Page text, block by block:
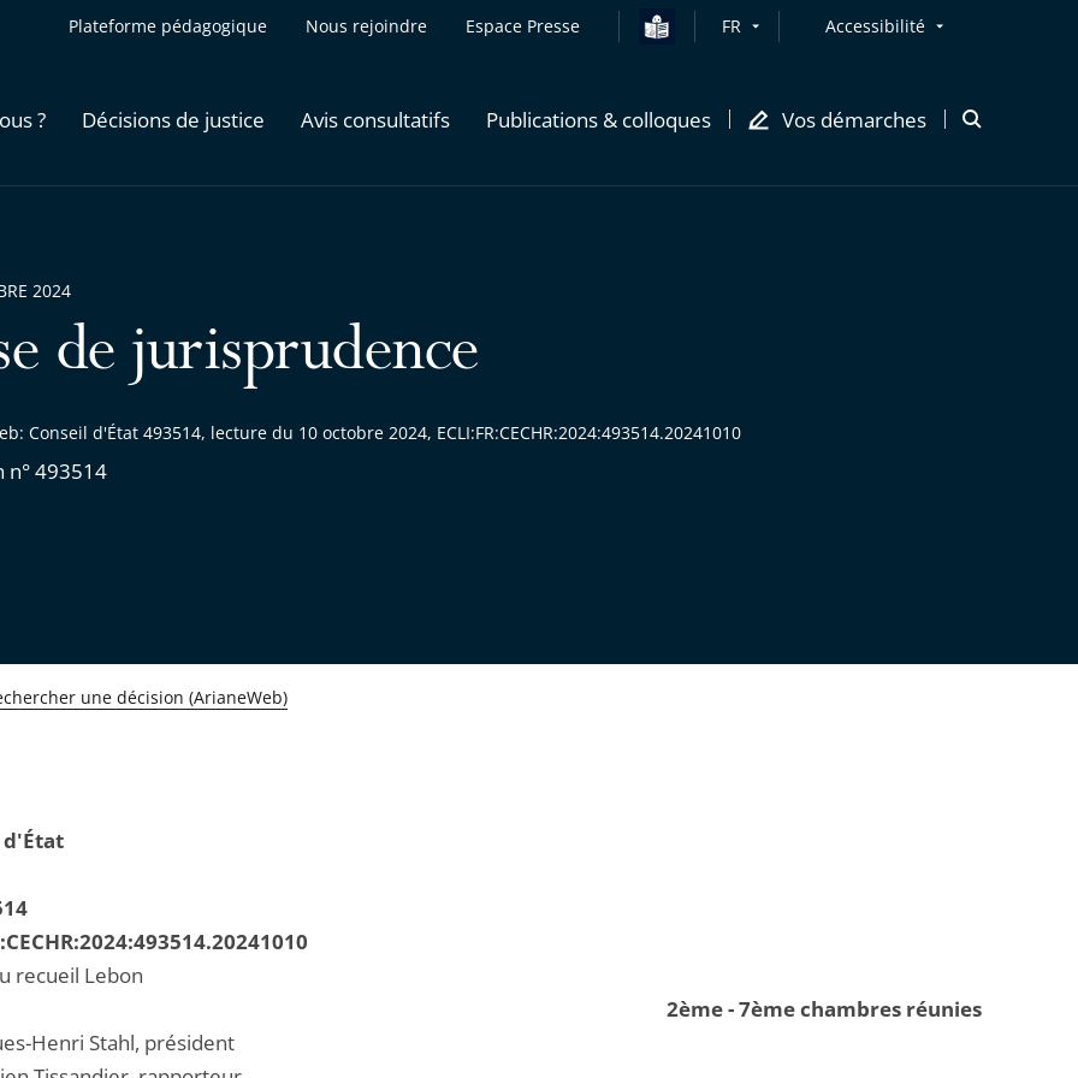
Plateforme pédagogique Nous rejoindre Espace Presse FR Accessibilité
? Décisions de justice Avis consultatifs Publications & colloques Vos démarches
Ouvrir
de jurisprudence
Conseil d'État 493514, lecture du 10 octobre 2024, ECLI:FR:CECHR:2024:493514.20241010
n° 493514
2024
une décision (ArianeWeb)
d'État
recueil Lebon
2ème - 7ème chambres réunies
Henri Stahl, président